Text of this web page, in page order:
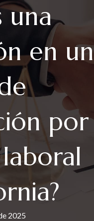
una
en un
por
2025